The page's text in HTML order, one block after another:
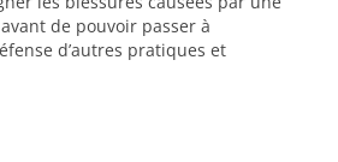
de pouvoir passer à
d’autres pratiques et